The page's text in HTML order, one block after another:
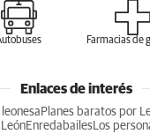
Farmacias de
Enlaces de interés
Planes baratos por
EnredabailesLos